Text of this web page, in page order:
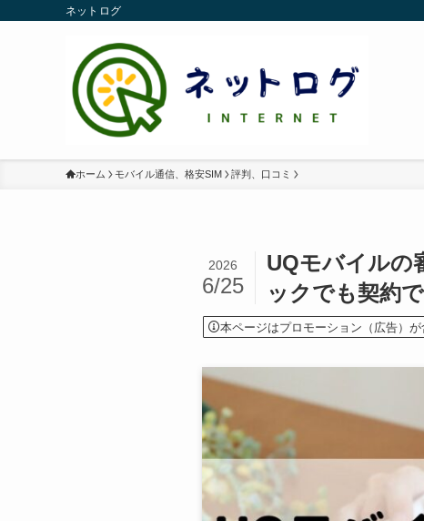
ネットログ
ホーム モバイル通信、格安SIM 評判、口コミ
UQモバイルの
ックでも契約
2026
6/25
本ページはプロモーション（広告）